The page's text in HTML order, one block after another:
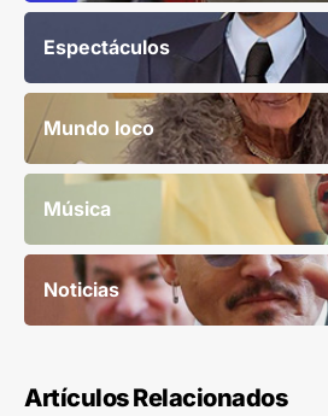
Espectáculos
Mundo loco
Música
Noticias
Artículos Relacionados